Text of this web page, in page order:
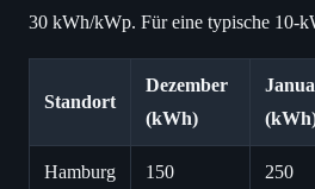
30 kWh/kWp. Für eine typische 10-
Standort
Dezember
(kWh)
Hamburg 150 250